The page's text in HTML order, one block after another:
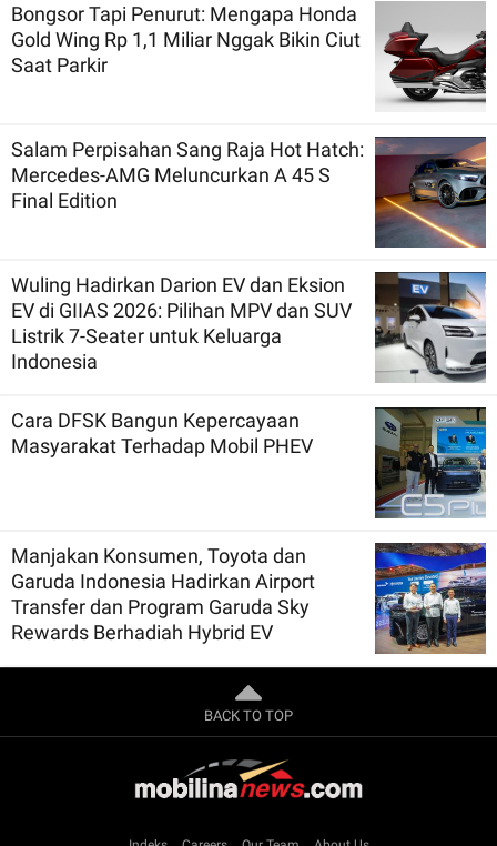
Bongsor Tapi Penurut: Mengapa Honda
Gold Wing Rp 1,1 Miliar Nggak Bikin Ciut
Saat Parkir
Salam Perpisahan Sang Raja Hot Hatch:
Mercedes-AMG Meluncurkan A 45 S
Final Edition
Wuling Hadirkan Darion EV dan Eksion
EV di GIIAS 2026: Pilihan MPV dan SUV
Listrik 7-Seater untuk Keluarga
Indonesia
Cara DFSK Bangun Kepercayaan
Masyarakat Terhadap Mobil PHEV
Manjakan Konsumen, Toyota dan
Garuda Indonesia Hadirkan Airport
Transfer dan Program Garuda Sky
Rewards Berhadiah Hybrid EV
BACK TO TOP